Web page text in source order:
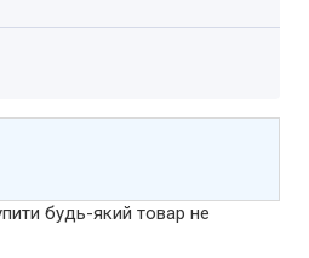
будь-який товар не